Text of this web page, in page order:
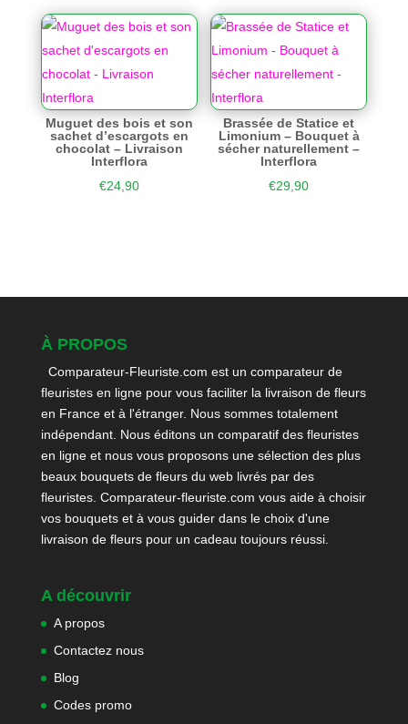
Muguet des bois et son
sachet d’escargots en
chocolat – Livraison
Interflora
€24,90
Brassée de Statice et
Limonium – Bouquet à
sécher naturellement –
Interflora
€29,90
À PROPOS
Comparateur-Fleuriste.com est un comparateur de
fleuristes en ligne pour vous faciliter la livraison de fleurs
en France et à l'étranger. Nous sommes totalement
indépendant. Nous éditons un comparatif des fleuristes
en ligne et nous vous proposons une sélection des plus
beaux bouquets de fleurs du web livrés par des
fleuristes. Comparateur-fleuriste.com vous aide à choisir
vos bouquets et à vous guider dans le choix d'une
livraison de fleurs pour un cadeau toujours réussi.
A découvrir
A propos
Contactez nous
Blog
Codes promo